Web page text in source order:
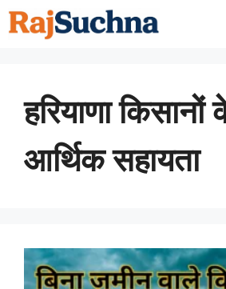
Skip
to
हरियाणा किसानों
आर्थिक सहायता